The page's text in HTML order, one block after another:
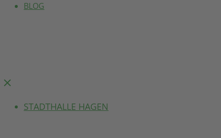
BLOG
Menü
STADTHALLE HAGEN